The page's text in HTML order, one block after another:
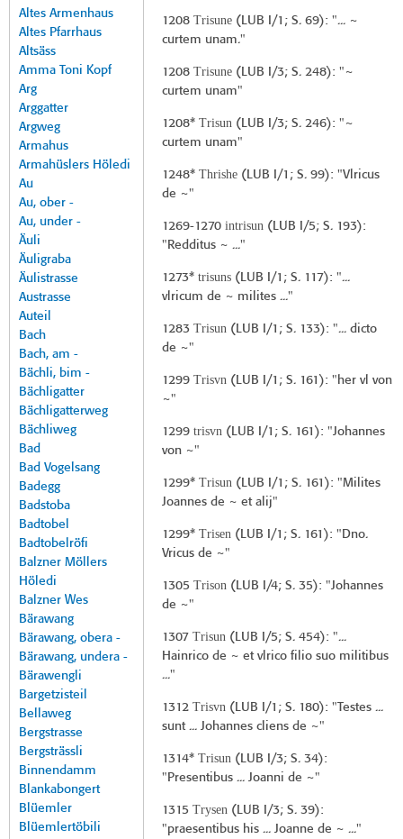
Altes Armenhaus
Altes Pfarrhaus
Altsäss
Amma Toni Kopf
Arg
Arggatter
Argweg
Armahus
Armahüslers Höledi
Au
Au, ober -
Au, under -
Äuli
Äuligraba
Äulistrasse
Austrasse
Auteil
Bach
Bach, am -
Bächli, bim -
Bächligatter
Bächligatterweg
Bächliweg
Bad
Bad Vogelsang
Badegg
Badstoba
Badtobel
Badtobelröfi
Balzner Möllers
Höledi
Balzner Wes
Bärawang
Bärawang, obera -
Bärawang, undera -
Bärawengli
Bargetzisteil
Bellaweg
Bergstrasse
Bergsträssli
Binnendamm
Blankabongert
Blüemler
Blüemlertöbili
1208 Trisune( LUB I/1 ; S. 69): "... ~
curtem unam."
1208 Trisune( LUB I/3; S. 248): "~
curtem unam"
1208* Trisun( LUB I/3; S. 246): "~
curtem unam"
1248* Thrishe( LUB I/1 ; S. 99): "Vlricus
de ~"
1269-1270 intrisun( LUB I/5; S. 193):
"Redditus ~ ..."
1273* trisuns( LUB I/1 ; S. 117): "...
vlricum de ~ milites ..."
1283 Trisun( LUB I/1 ; S. 133): "... dicto
de ~"
1299 Trisvn( LUB I/1 ; S. 161): "her vl von
~"
1299 trisvn( LUB I/1 ; S. 161): "Johannes
von ~"
1299* Trisun( LUB I/1 ; S. 161): "Milites
Joannes de ~ et alij"
1299* Trisen( LUB I/1 ; S. 161): "Dno.
Vricus de ~"
1305 Trison( LUB I/4; S. 35): "Johannes
de ~"
1307 Trisun( LUB I/5; S. 454): "...
Hainrico de ~ et vlrico filio suo militibus
..."
1312 Trisvn( LUB I/1 ; S. 180): "Testes ...
sunt ... Johannes cliens de ~"
1314* Trisun( LUB I/3; S. 34):
"Presentibus ... Joanni de ~"
1315 Trysen( LUB I/3; S. 39):
"praesentibus his ... Joanne de ~ ..."